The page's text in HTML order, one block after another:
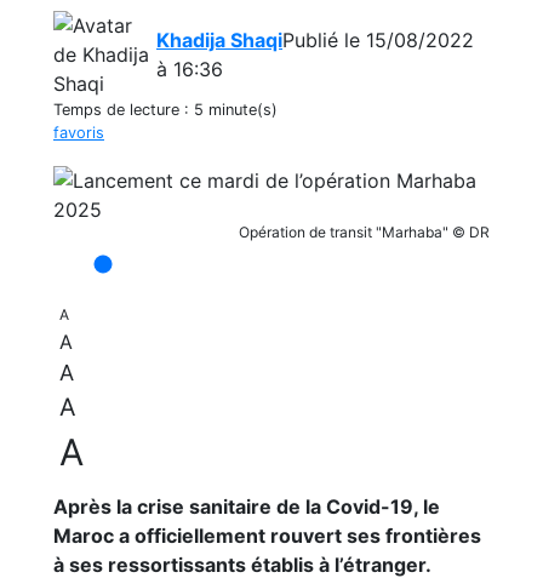
Khadija ShaqiPublié le 15/08/2022
à 16:36
Temps de lecture : 5 minute(s)
favoris
Opération de transit "Marhaba" © DR
A
A
A
A
A
Après la crise sanitaire de la Covid-19, le
Maroc a officiellement rouvert ses frontières
à ses ressortissants établis à l’étranger.